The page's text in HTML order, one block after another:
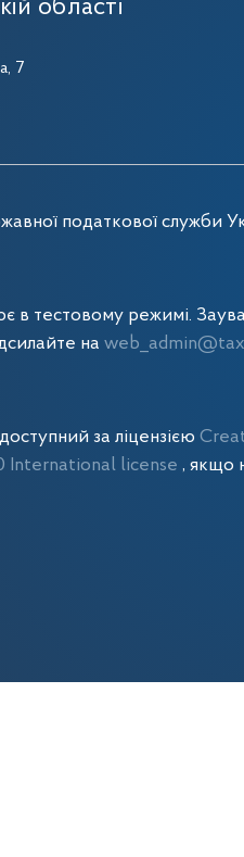
області
7
податкової служби
в тестовому режимі.
на
за ліцензією
International license , якщо